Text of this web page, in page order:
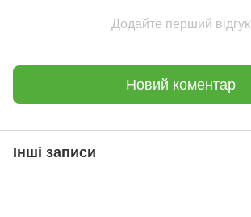
Додайте перший відгук
Новий коментар
Інші записи